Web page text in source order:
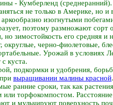
- Кумберленд
не только в Америке, но и
изогнутыми
поэтому размножают сорт
зимостойкость его средняя и
черно-фиолетовые,
Урожай в условиях
с куста.
подкормки и удобрения,
выращивании малины красной.
ранние сроки, так как
торфокомпостом.
и мульчируют поверхность